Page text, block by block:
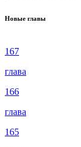
Новые главы
167
глава
166
глава
165